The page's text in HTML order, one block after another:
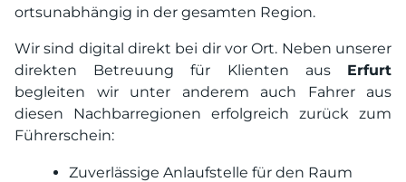
ortsunabhängig in der gesamten Region.
Wir sind digital direkt bei dir vor Ort. Neben unserer
direkten Betreuung für Klienten aus Erfurt
begleiten wir unter anderem auch Fahrer aus
diesen Nachbarregionen erfolgreich zurück zum
Führerschein:
Zuverlässige Anlaufstelle für den Raum